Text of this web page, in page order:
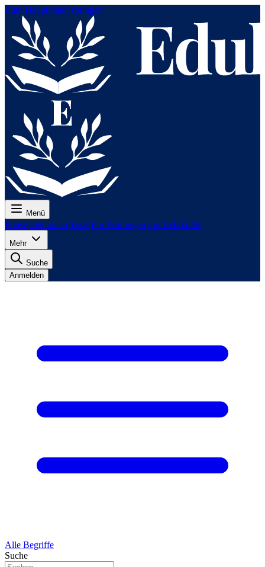
Zum Hauptinhalt springen
Menü
Preise Lektionen Tests Für Prüfungen Für Lehrkräfte
Mehr
Suche
Anmelden
Alle Begriffe
Suche